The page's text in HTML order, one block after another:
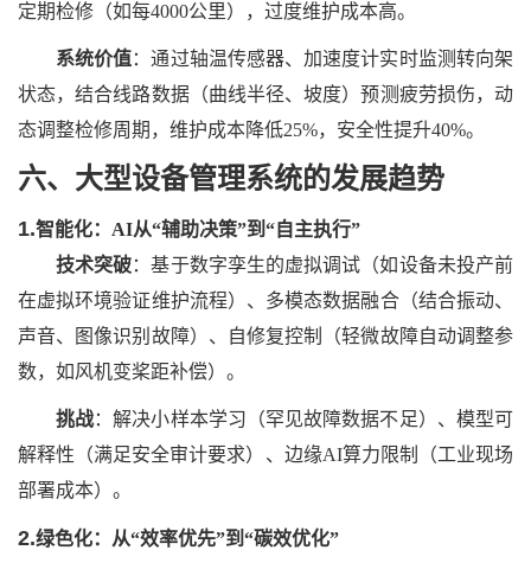
定期检修（如每4000公里），过度维护成本高。
系统价值：通过轴温传感器、加速度计实时监测转向架
状态，结合线路数据（曲线半径、坡度）预测疲劳损伤，动
态调整检修周期，维护成本降低25%，安全性提升40%。
六、大型设备管理系统的发展趋势
1.智能化： AI从“辅助决策”到“自主执行”
技术突破：基于数字孪生的虚拟调试（如设备未投产前
在虚拟环境验证维护流程）、多模态数据融合（结合振动、
声音、图像识别故障）、自修复控制（轻微故障自动调整参
数，如风机变桨距补偿）。
挑战：解决小样本学习（罕见故障数据不足）、模型可
解释性（满足安全审计要求）、边缘AI算力限制（工业现场
部署成本）。
2.绿色化：从“效率优先”到“碳效优化”